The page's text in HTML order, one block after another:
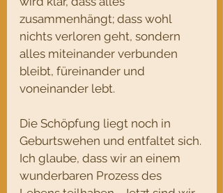
zusammenhängt; dass wohl
nichts verloren geht, sondern
alles miteinander verbunden
bleibt, füreinander und
voneinander lebt.
Die Schöpfung liegt noch in
Geburtswehen und entfaltet sich.
Ich glaube, dass wir an einem
wunderbaren Prozess des